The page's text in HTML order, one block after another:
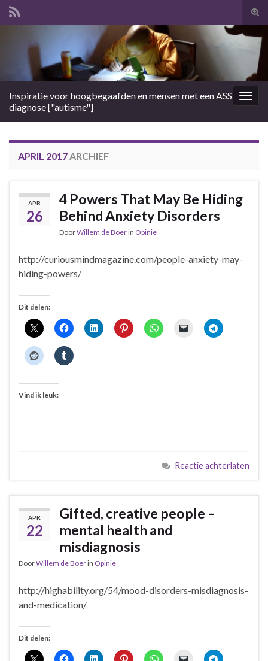
Search for:
Inspiratie voor hoogbegaafden en mensen met een ASS
diagnose ["autisme"]
APRIL 2017ARCHIEF
APR
26
4 Powers That May Be Hiding
Behind Anxiety Disorders
DoorWillem de Boerin Opinie
http://curiousmindmagazine.com/people-anxiety-may-
hiding-powers/
Dit delen:
Vind ik leuk:
Reactie achterlaten
APR
22
Gifted, creative people –
mental health and
misdiagnosis
DoorWillem de Boerin Opinie
http://highability.org/54/mood-disorders-misdiagnosis-
and-medication/
Dit delen: